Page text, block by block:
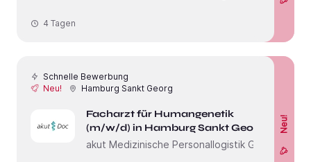
4 Tagen
Schnelle Bewerbung
Neu!
Hamburg Sankt Georg
Facharzt für Humangenetik
(m/w/d) in Hamburg Sankt Georg
akut Medizinische Personallogistik GmbH
Neu!